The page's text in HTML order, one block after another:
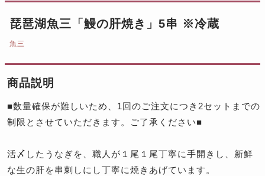
琵琶湖魚三「鰻の肝焼き」5串 ※冷蔵
魚三
商品説明
■数量確保が難しいため、1回のご注文につき2セットまでの
制限とさせていただきます。ご了承ください■
活〆したうなぎを、職人が１尾１尾丁寧に手開きし、新鮮
な生の肝を串刺しにし丁寧に焼きあげています。